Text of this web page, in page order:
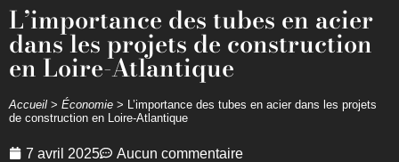
L’importance des tubes en acier
dans les projets de construction
en Loire-Atlantique
Accueil > Économie > L’importance des tubes en acier dans les projets
de construction en Loire-Atlantique
7 avril 2025 Aucun commentaire